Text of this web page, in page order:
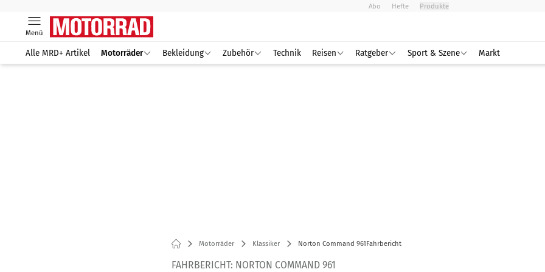
Abo Hefte Produkte
Menü
Alle MRD+ Artikel Motorräder Bekleidung Zubehör Technik Reisen Ratgeber Sport & Szene Markt
Motorräder Klassiker Norton Command 961Fahrbericht
FAHRBERICHT: NORTON COMMAND 961